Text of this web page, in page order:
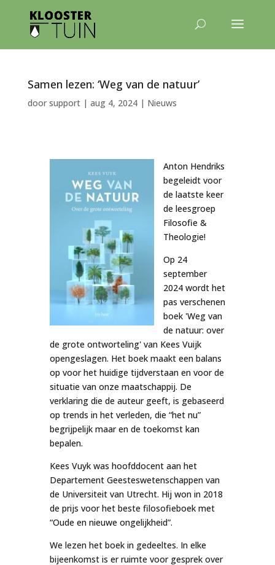
Samen lezen: ‘Weg van de natuur’
door support| aug 4, 2024| Nieuws
Anton Hendriks
begeleidt voor
de laatste keer
de leesgroep
Filosofie &
Theologie!
Op 24
september
2024 wordt het
pas verschenen
boek 'Weg van
de natuur: over
de grote ontworteling'van Kees Vuijk
opengeslagen. Het boek maakt een balans
op voor het huidige tijdverstaan en voor de
situatie van onze maatschappij. De
verklaring die de auteur geeft, is gebaseerd
op trends in het verleden, die “het nu”
begrijpelijk maar en de toekomst kan
bepalen.
Kees Vuyk was hoofddocent aan het
Departement Geesteswetenschappen van
de Universiteit van Utrecht. Hij won in 2018
de prijs voor het beste filosofieboek met
“Oude en nieuwe ongelijkheid”.
We lezen het boek in gedeeltes. In elke
bijeenkomst is er ruimte voor gesprek over